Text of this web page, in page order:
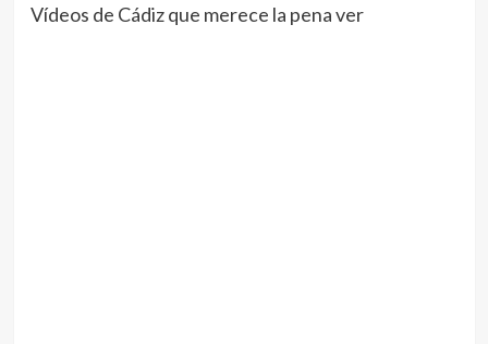
Vídeos de Cádiz que merece la pena ver